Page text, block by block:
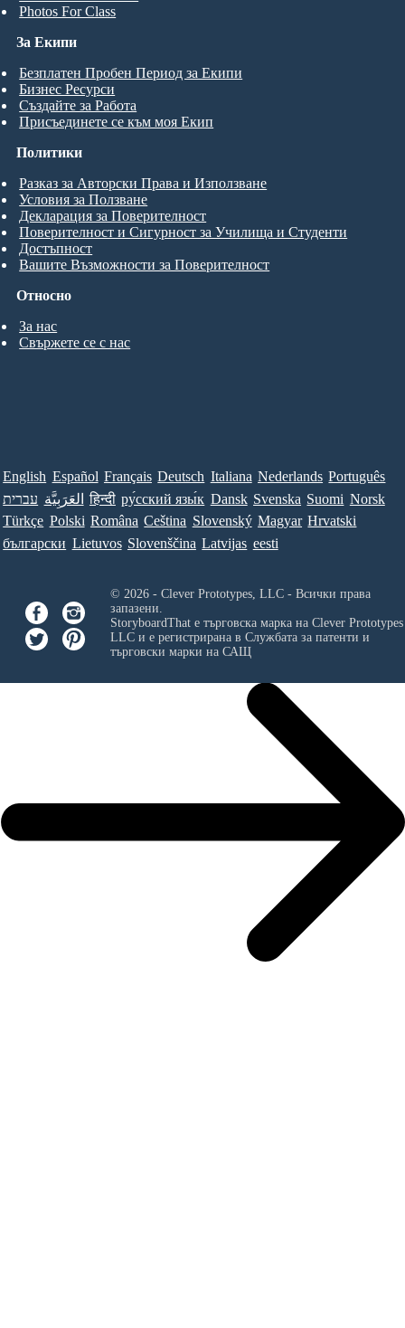
Photos For Class
За Екипи
Безплатен Пробен Период за Екипи
Бизнес Ресурси
Създайте за Работа
Присъединете се към моя Екип
Относно
За нас
Свържете се с нас
Политики
Разказ за Авторски Права и Използване
Условия за Ползване
Декларация за Поверителност
Поверителност и Сигурност за Училища и Студенти
Достъпност
Вашите Възможности за Поверителност
English Español Français Deutsch Italiana Nederlands Português
עברית العَرَبِيَّة हिन्दी ру́сский язы́к Dansk Svenska Suomi Norsk
Türkçe Polski Româna Ceština Slovenský Magyar Hrvatski
български Lietuvos Slovenščina Latvijas eesti
© 2026 - Clever Prototypes, LLC - Всички права
запазени.
StoryboardThat е търговска марка на Clever
LLCи е регистрирана в Службата за патенти и
търговски марки на САЩ